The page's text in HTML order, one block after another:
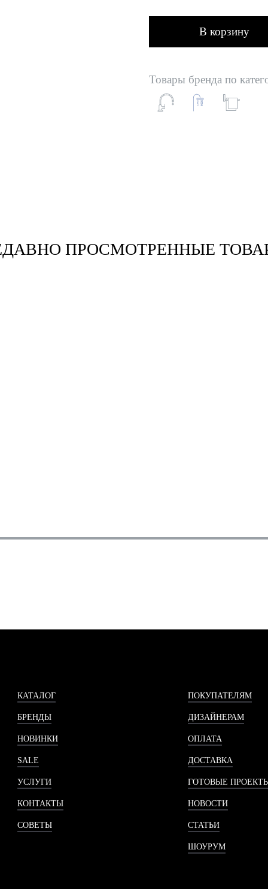
В корзину
Товары бренда по
ПРОСМОТРЕННЫЕ
КАТАЛОГ
БРЕНДЫ
НОВИНКИ
SALE
УСЛУГИ
КОНТАКТЫ
СОВЕТЫ
ПОКУПАТЕЛЯМ
ДИЗАЙНЕРАМ
ОПЛАТА
ДОСТАВКА
ГОТОВЫЕ
НОВОСТИ
СТАТЬИ
ШОУРУМ